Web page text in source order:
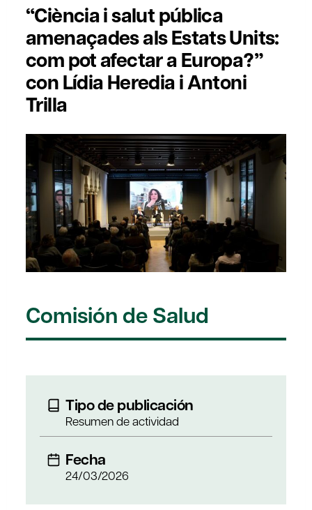
“Ciència i salut pública
amenaçades als Estats Units:
com pot afectar a Europa?”
con Lídia Heredia i Antoni
Trilla
Comisión de Salud
Tipo de publicación
Resumen de actividad
Fecha
24/03/2026